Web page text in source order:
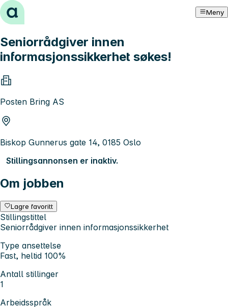
Hopp til innhold Meny
Seniorrådgiver innen
informasjonssikkerhet søkes!
Posten Bring AS
Biskop Gunnerus gate 14, 0185 Oslo
Stillingsannonsen er inaktiv.
Om jobben
Lagre favoritt
Stillingstittel
Seniorrådgiver innen informasjonssikkerhet
Type ansettelse
Fast, heltid 100%
Antall stillinger
1
Arbeidsspråk